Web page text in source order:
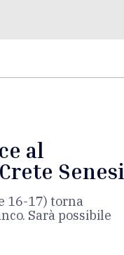
al
Senesi
16-17) torna
Sarà possibile